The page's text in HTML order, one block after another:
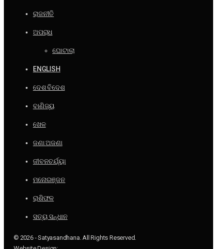
ରାଜନୀତି
ଅପରାଧ
ଘୋଟାଲା
ENGLISH
ଦେଶ ବିଦେଶ
ବାଣିଜ୍ୟ
ଖେଳ
ଜଣା ଅଜଣା
ଜୀବନଚର୍ଯ୍ୟା
ମନୋରଞ୍ଜନ
ରାଶିଫଳ
ସତ୍ୟ ସନ୍ଧାନ
© 2026 - Satyasandhana. All Rights Reserved.